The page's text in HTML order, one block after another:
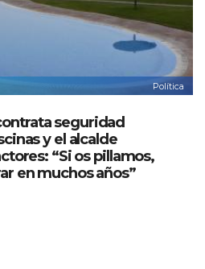
Política
seguridad
y el alcalde
“Si os pillamos,
en muchos años”